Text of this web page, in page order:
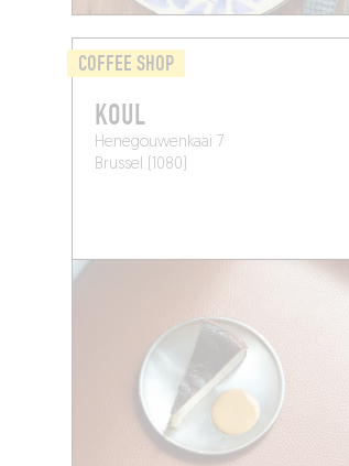
COFFEE SHOP
KOUL
Henegouwenkaai 7
Brussel (1080)